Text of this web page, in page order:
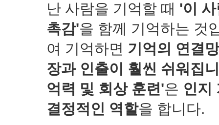
난 사람을 기억할 때 '이
촉감'을 함께 기억하는 것
여 기억하면 기억의 연결
장과 인출이 훨씬 쉬워집
억력 및 회상 훈련'은 인지
결정적인 역할을 합니다.